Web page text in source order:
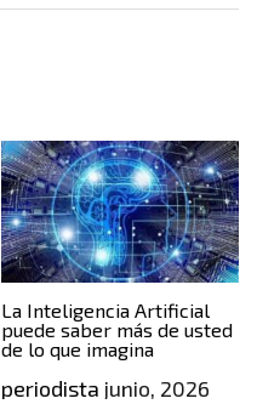
La Inteligencia Artificial
puede saber más de usted
de lo que imagina
periodista junio, 2026